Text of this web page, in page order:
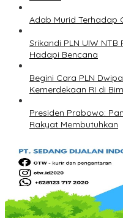
Adab Murid Terhadap
Srikandi PLN UIW
Hadapi Bencana
Begini Cara PLN
Kemerdekaan RI di
Presiden Prabowo:
Rakyat Membutuhkan